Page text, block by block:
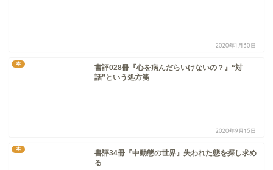
2020年1月30日
本
書評028冊『心を病んだらいけないの？』“対
話”という処方箋
2020年9月15日
本
書評34冊『中動態の世界』失われた態を探し求め
る